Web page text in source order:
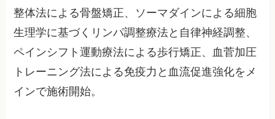
整体法による骨盤矯正、ソーマダインによる細胞
生理学に基づくリンパ調整療法と自律神経調整、
ペインシフト運動療法による歩行矯正、血菅加圧
トレーニング法による免疫力と血流促進強化をメ
インで施術開始。